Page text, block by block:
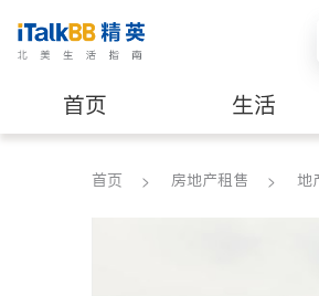
首页 生活
建筑装修
首页 房地产租售 地